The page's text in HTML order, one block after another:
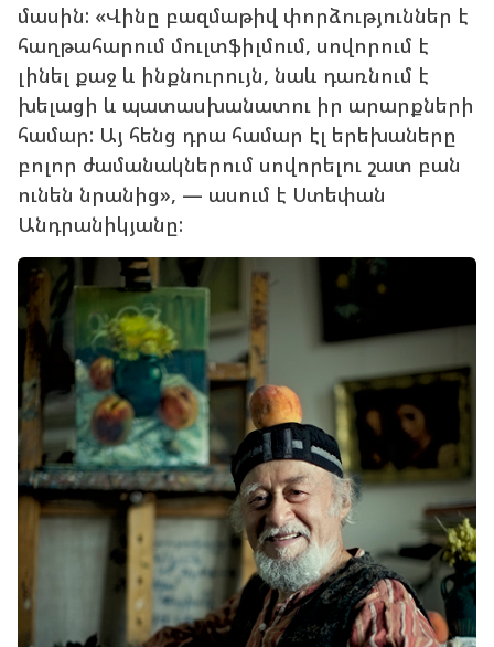
մասին: «Վինը բազմաթիվ փորձություններ է
հաղթահարում մուլտֆիլմում, սովորում է
լինել քաջ և ինքնուրույն, նաև դառնում է
խելացի և պատասխանատու իր արարքների
համար: Այ հենց դրա համար էլ երեխաները
բոլոր ժամանակներում սովորելու շատ բան
ունեն նրանից», — ասում է Ստեփան
Անդրանիկյանը: